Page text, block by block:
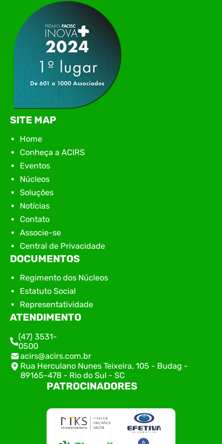
SITE MAP
Home
Conheça a ACIRS
Eventos
Núcleos
Soluções
Notícias
Contato
Associe-se
Central de Privacidade
DOCUMENTOS
Regimento dos Núcleos
Estatuto Social
Representatividade
ATENDIMENTO
(47) 3531-
0500
acirs@acirs.com.br
Rua Herculano Nunes Teixeira, 105 - Budag -
89165-478 - Rio do Sul - SC
PATROCINADORES